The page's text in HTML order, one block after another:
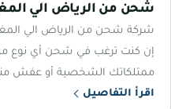
شحن من الرياض الي
شركة شحن من الرياض الي
إن كنت ترغب في شحن أي نوع من
ممتلكاتك الشخصية أو عفش
اقرأ التفاصيل